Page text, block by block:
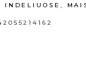
INDELIUOSE ,